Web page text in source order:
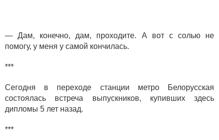
— Дам, конечно, дам, проходите. А вот с солью не
помогу, у меня у самой кончилась.
***
Сегодня в переходе станции метро Белорусская
состоялась встреча выпускников, купивших здесь
дипломы 5 лет назад.
***